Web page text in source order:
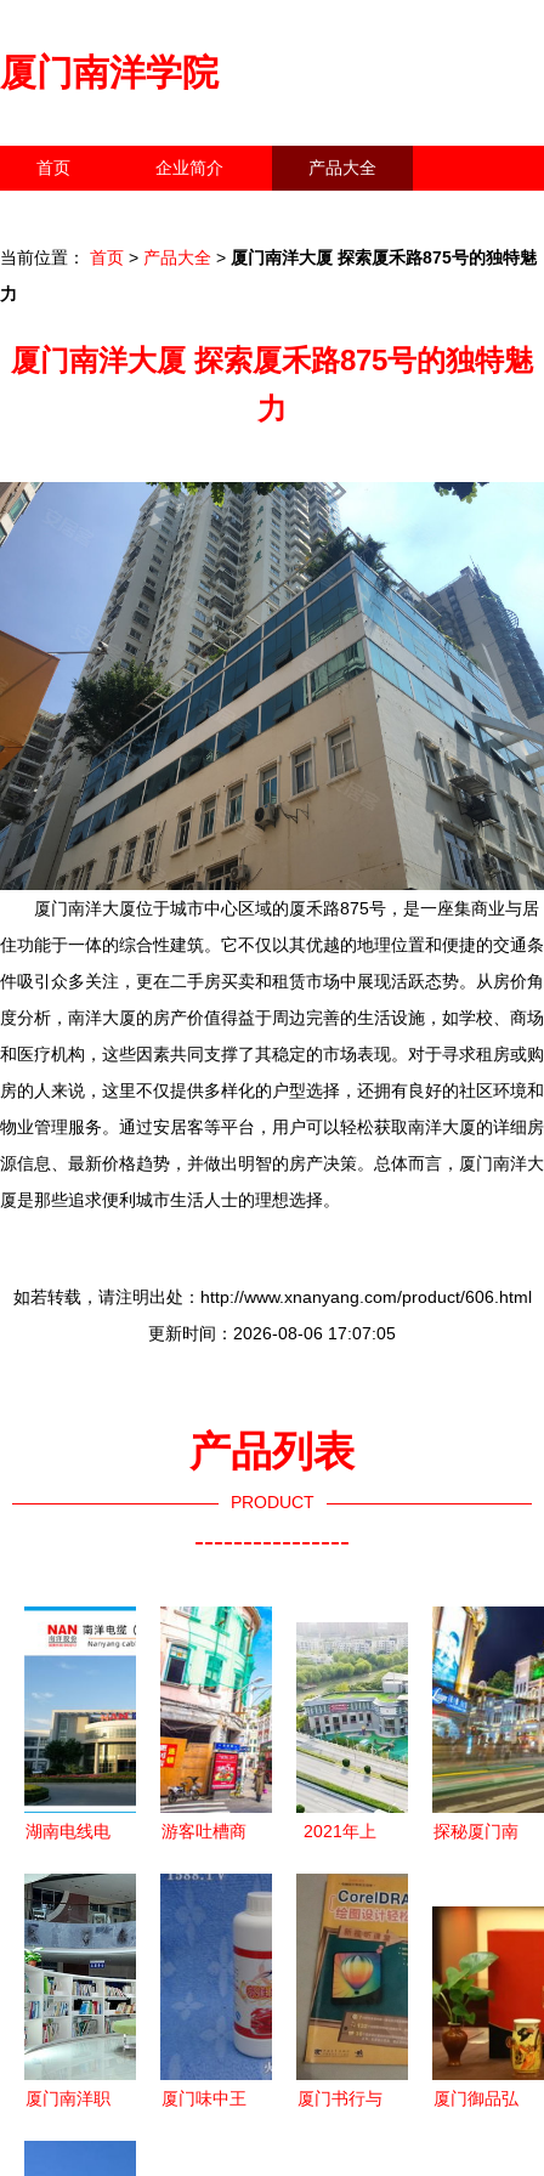
厦门南洋学院
首页 企业简介 产品大全
当前位置： 首页 > 产品大全 > 厦门南洋大厦 探索厦禾路875号的独特魅
力
厦门南洋大厦 探索厦禾路875号的独特魅
力
厦门南洋大厦位于城市中心区域的厦禾路875号，是一座集商业与居
住功能于一体的综合性建筑。它不仅以其优越的地理位置和便捷的交通条
件吸引众多关注，更在二手房买卖和租赁市场中展现活跃态势。从房价角
度分析，南洋大厦的房产价值得益于周边完善的生活设施，如学校、商场
和医疗机构，这些因素共同支撑了其稳定的市场表现。对于寻求租房或购
房的人来说，这里不仅提供多样化的户型选择，还拥有良好的社区环境和
物业管理服务。通过安居客等平台，用户可以轻松获取南洋大厦的详细房
源信息、最新价格趋势，并做出明智的房产决策。总体而言，厦门南洋大
厦是那些追求便利城市生活人士的理想选择。
如若转载，请注明出处：http://www.xnanyang.com/product/606.html
更新时间：2026-08-06 17:07:05
产品列表
PRODUCT
----------------
湖南电线电
洋电缆 行
业领先品牌
的高清图集
解析
游客吐槽商
业，厦门中
山路有点
冤，出厦门
南洋
2021年上
园学位空余
信息汇总，
含插班名额
与报名入
口，附厦门
南洋参考
探秘厦门南
次文化与美
食的穿越之
旅
厦门南洋职
厦门味中王
厦门书行与
厦门御品弘